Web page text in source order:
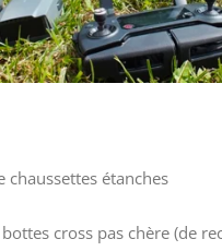
chaussettes étanches
cross pas chère (de